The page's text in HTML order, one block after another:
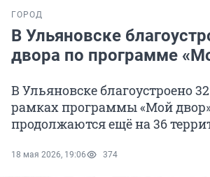
ГОРОД
В Ульяновске
двора по программе
В Ульяновске благоустроено
рамках программы «Мой
продолжаются ещё на 36
18 мая 2026, 19:06 374